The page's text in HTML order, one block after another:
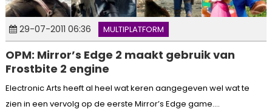
29-07-2011 06:36 MULTIPLATFORM
OPM: Mirror’s Edge 2 maakt gebruik van
Frostbite 2 engine
Electronic Arts heeft al heel wat keren aangegeven wel wat te
zien in een vervolg op de eerste Mirror’s Edge game....